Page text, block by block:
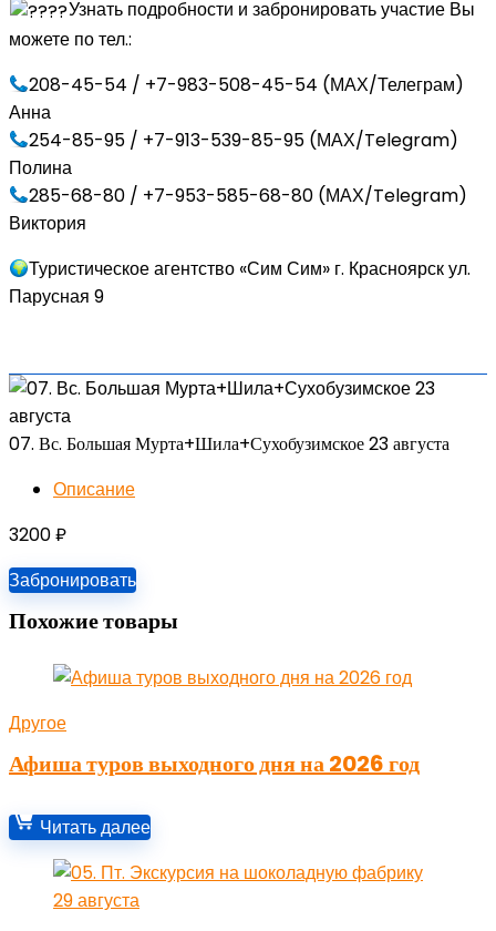
Узнать подробности и забронировать участие Вы
можете по тел.:
208-45-54 / +7-983-508-45-54 (МАХ/Телеграм)
Анна
254-85-95 / +7-913-539-85-95 (МАХ/Telegram)
Полина
285-68-80 / +7-953-585-68-80 (МАХ/Telegram)
Виктория
Туристическое агентство «Сим Сим» г. Красноярск ул.
Парусная 9
07. Вс. Большая Мурта+Шила+Сухобузимское 23 августа
Описание
3200₽
Забронировать
Похожие товары
Другое
Афиша туров выходного дня на 2026 год
Читать далее